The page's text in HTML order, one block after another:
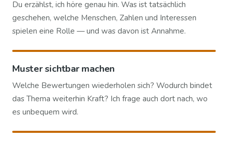
Du erzählst, ich höre genau hin. Was ist tatsächlich
geschehen, welche Menschen, Zahlen und Interessen
spielen eine Rolle — und was davon ist Annahme.
Muster sichtbar machen
Welche Bewertungen wiederholen sich? Wodurch bindet
das Thema weiterhin Kraft? Ich frage auch dort nach, wo
es unbequem wird.